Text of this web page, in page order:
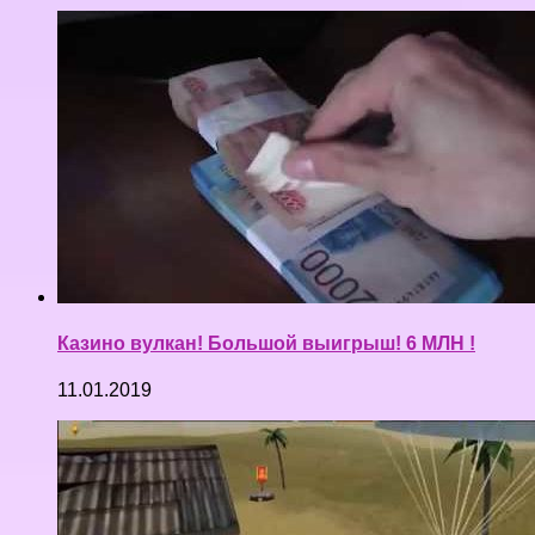
Казино вулкан! Большой выигрыш! 6 МЛН !
11.01.2019